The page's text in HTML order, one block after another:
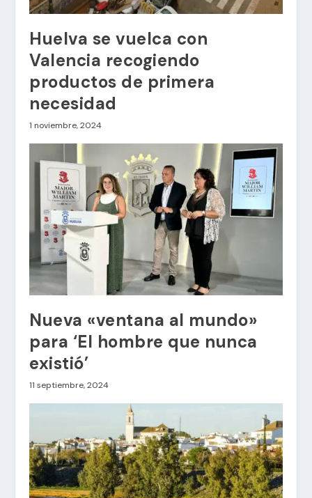
Huelva se vuelca con
Valencia recogiendo
productos de primera
necesidad
1 noviembre, 2024
Nueva «ventana al mundo»
para ‘El hombre que nunca
existió’
11 septiembre, 2024